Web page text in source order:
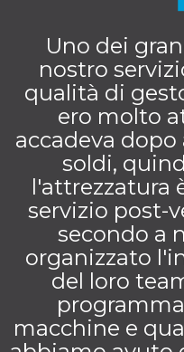
Uno dei
nostro
qualità di
ero molto
accadeva
soldi,
l'attrezzatura
servizio post-
secondo a
organizzato
del loro
macchine e